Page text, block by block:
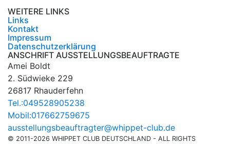
WEITERE LINKS
Links
Kontakt
Impressum
Datenschutzerklärung
ANSCHRIFT AUSSTELLUNGSBEAUFTRAGTE
Amei Boldt
2. Südwieke 229
26817 Rhauderfehn
Tel.:049528905238
Mobil:017662759675
ausstellungsbeauftragter@whippet-club.de
© 2011-2026 WHIPPET CLUB DEUTSCHLAND - ALL RIGHTS